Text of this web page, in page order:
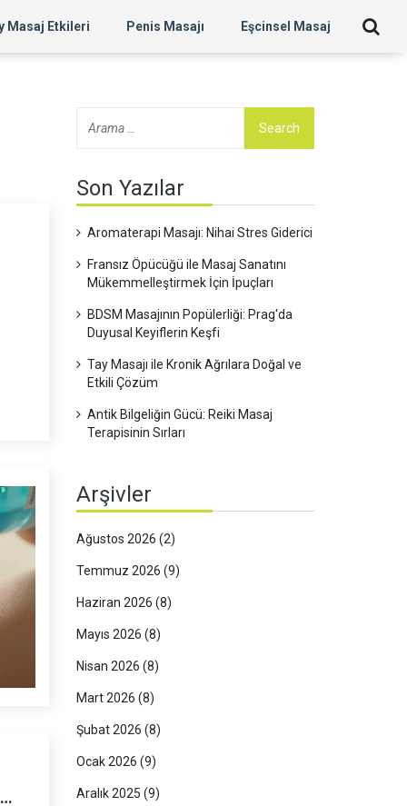
Masaj Etkileri Penis Masajı Eşcinsel Masaj
Son Yazılar
Aromaterapi Masajı: Nihai Stres Giderici
Fransız Öpücüğü ile Masaj Sanatını
Mükemmelleştirmek İçin İpuçları
BDSM Masajının Popülerliği: Prag'da
Duyusal Keyiflerin Keşfi
Tay Masajı ile Kronik Ağrılara Doğal ve
Etkili Çözüm
Antik Bilgeliğin Gücü: Reiki Masaj
Terapisinin Sırları
Arşivler
Ağustos 2026 (2)
Temmuz 2026 (9)
Haziran 2026 (8)
Mayıs 2026 (8)
Nisan 2026 (8)
Mart 2026 (8)
Şubat 2026 (8)
Ocak 2026 (9)
Aralık 2025 (9)